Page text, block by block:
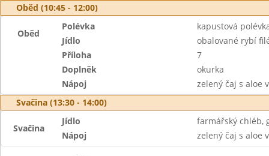
Oběd (10:45 - 12:00)
Oběd
Polévka
kapustová
Jídlo
obalované rybí
Příloha
7
Doplněk
okurka
Nápoj
zelený čaj s aloe
Svačina (13:30 - 14:00)
Svačina
Jídlo
farmářský chléb,
Nápoj
zelený čaj s aloe